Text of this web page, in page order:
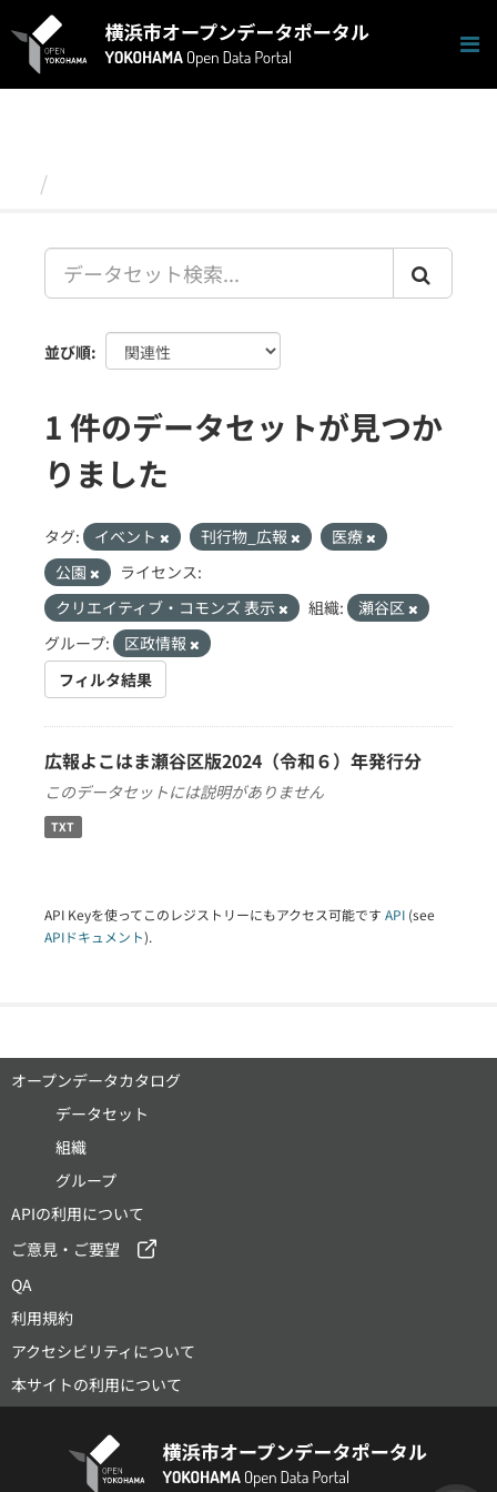
キ
並び順
1 件のデータセットが見つか
りました
タグ: イベント 刊行物_広報
医療
公園
ライセンス:
クリエイティブ・コモンズ 表示
組織:
瀬谷区
グループ:
区政情報
フィルタ結果
広報よこはま瀬谷区版2024（令和６）年発行分
このデータセットには説明がありません
TXT
API Keyを使ってこのレジストリーにもアクセス可能です API (see
APIドキュメント).
オープンデータカタログ
データセット
組織
グループ
APIの利用について
ご意見・ご要望
QA
利用規約
アクセシビリティについて
本サイトの利用について